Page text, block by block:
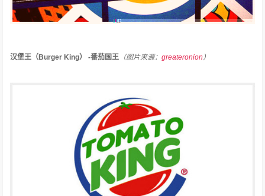
汉堡王（Burger King） -番茄国王 （图片来源：greateronion）